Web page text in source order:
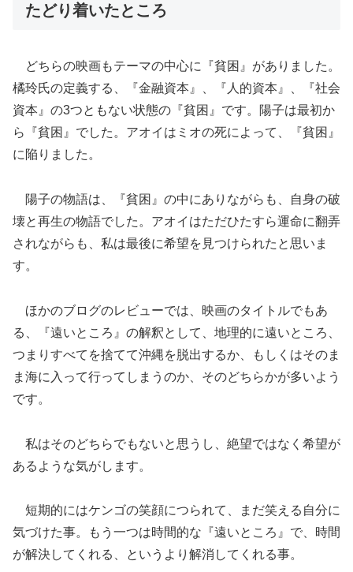
たどり着いたところ
どちらの映画もテーマの中心に『貧困』がありました。
橘玲氏の定義する、『金融資本』、『人的資本』、『社会
資本』の3つともない状態の『貧困』です。陽子は最初か
ら『貧困』でした。アオイはミオの死によって、『貧困』
に陥りました。
陽子の物語は、『貧困』の中にありながらも、自身の破
壊と再生の物語でした。アオイはただひたすら運命に翻弄
されながらも、私は最後に希望を見つけられたと思いま
す。
ほかのブログのレビューでは、映画のタイトルでもあ
る、『遠いところ』の解釈として、地理的に遠いところ、
つまりすべてを捨てて沖縄を脱出するか、もしくはそのま
ま海に入って行ってしまうのか、そのどちらかが多いよう
です。
私はそのどちらでもないと思うし、絶望ではなく希望が
あるような気がします。
短期的にはケンゴの笑顔につられて、まだ笑える自分に
気づけた事。もう一つは時間的な『遠いところ』で、時間
が解決してくれる、というより解消してくれる事。